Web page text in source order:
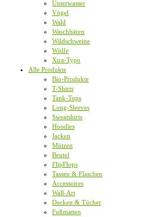
Unterwasser
Vögel
Wald
Waschbären
Wildschweine
Wölfe
Xtra-Typo
Alle Produkte
Bio-Produkte
T-Shirts
Tank-Tops
Long-Sleeves
Sweatshirts
Hoodies
Jacken
Mützen
Beutel
FlipFlops
Tassen & Flaschen
Accessoires
Wall-Art
Decken & Tücher
Fußmatten